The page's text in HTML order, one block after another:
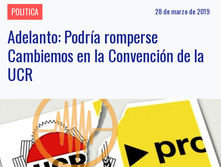
POLITICA 28 de marzo de 2019
Adelanto: Podría romperse
Cambiemos en la Convención de la
UCR